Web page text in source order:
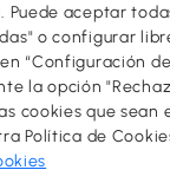
Puede aceptar
o configurar
“Configuración
la opción
cookies que sean
Política de